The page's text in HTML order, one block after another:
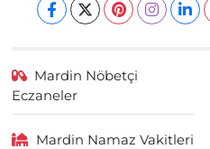
Mardin Nöbetçi
Eczaneler
Mardin Namaz Vakitleri